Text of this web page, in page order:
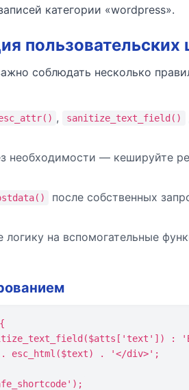
категории «wordpress».
соблюдать несколько
, sanitize_text_field()
необходимости — кешируйте
после собственных
на вспомогательные